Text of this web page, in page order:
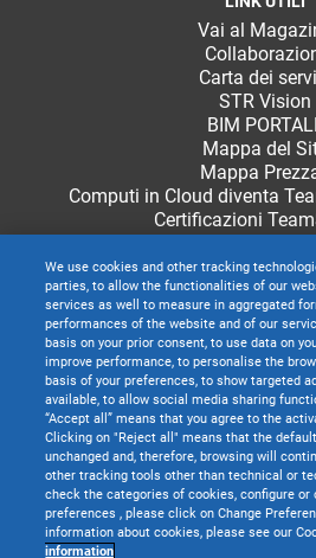
Vai al
Carta dei
STR Vision
BIM
Mappa del
Mappa
Computi in Cloud diventa
Certificazioni
TeamSystem S.p.A. società con socio unico
We use cookies and other tracking
parties, to allow the functionalities of our
services as well to measure in aggregated
performances of the website and of our
basis on your prior consent, to use data on
improve performance, to personalise the
basis of your preferences, to show targeted
available, to allow social media sharing
“Accept all” means that you agree to the
Clicking on "Reject all" means that the
unchanged and, therefore, browsing will
other tracking tools other than technical or
check the categories of cookies, configure or
preferences , please click on Change
information about cookies, please see our
information